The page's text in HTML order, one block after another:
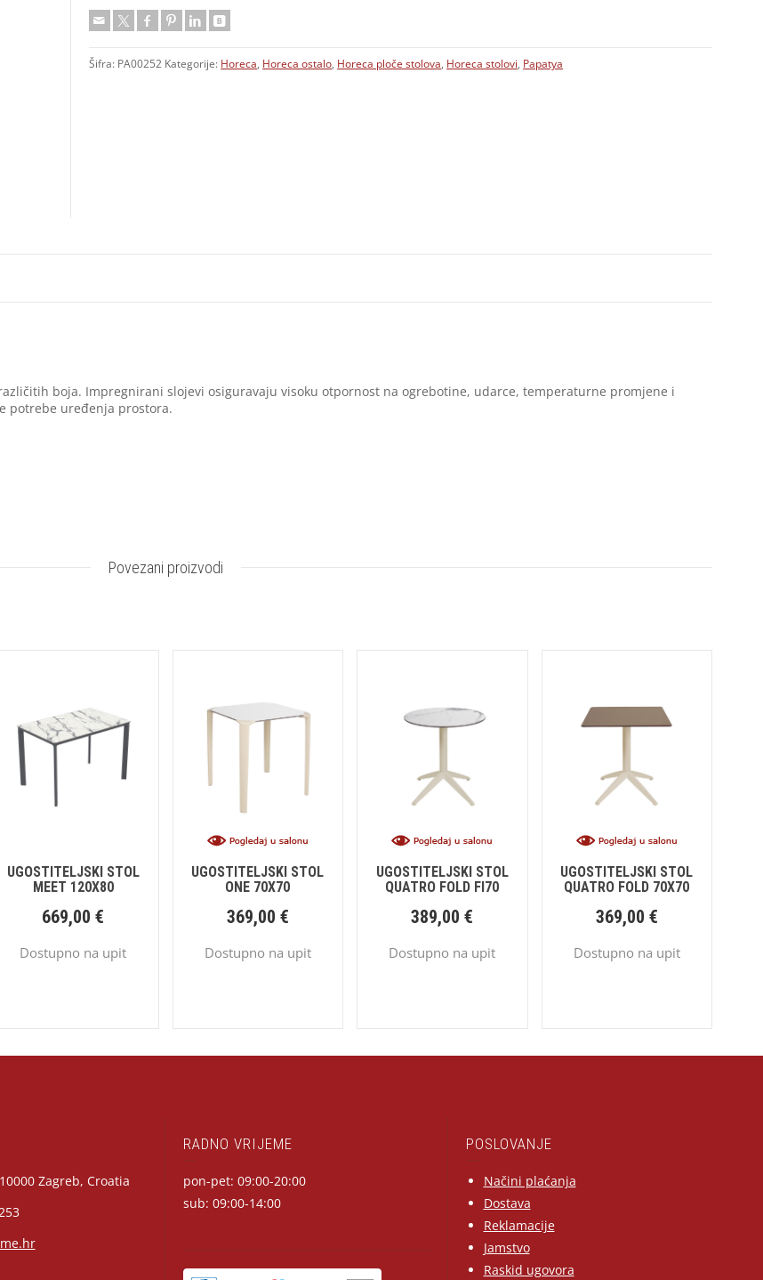
Šifra: PA00252 Kategorije: Horeca Horeca ostalo Horeca ploče stolova Horeca stolovi Papatya
boja. Impregnirani slojevi osiguravaju visoku otpornost na ogrebotine, udarce, temperaturne promjene i
potrebe uređenja prostora.
Povezani proizvodi
UGOSTITELJSKI STOL
MEET 120X80
669,00€
Dostupno na upit
UGOSTITELJSKI STOL
ONE 70X70
369,00 €
Dostupno na upit
UGOSTITELJSKI STOL
QUATRO FOLD FI70
389,00€
Dostupno na upit
UGOSTITELJSKI STOL
QUATRO FOLD 70X70
369,00 €
Dostupno na upit
Zagreb, Croatia
RADNO VRIJEME
pon-pet: 09:00-20:00
sub: 09:00-14:00
POSLOVANJE
Načini plaćanja
Dostava
Reklamacije
Jamstvo
Raskid ugovora